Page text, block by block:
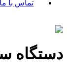
تماس با ما
دستگاه